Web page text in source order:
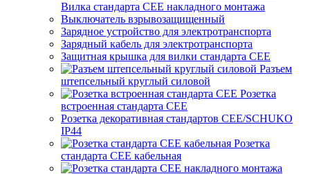
Вилка стандарта CEE накладного монтажа
Выключатель взрывозащищенный
Зарядное устройство для электротранспорта
Зарядный кабель для электротранспорта
Защитная крышка для вилки стандарта CEE
Разъем
штепсельный круглый силовой
Розетка
встроенная стандарта CEE
Розетка декоративная стандартов CEE/SCHUKO
IP44
Розетка
стандарта СЕЕ кабельная